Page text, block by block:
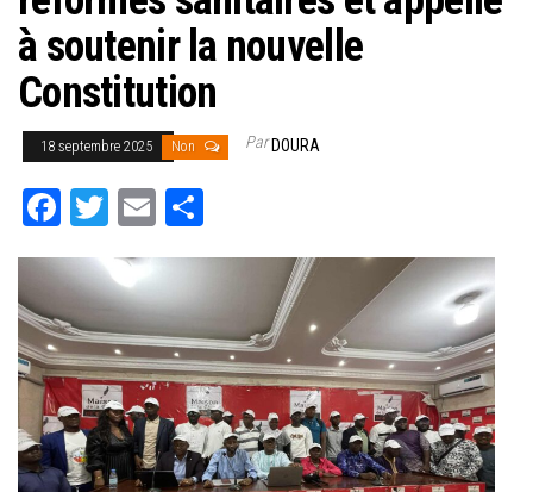
à soutenir la nouvelle
Constitution
18 septembre 2025 Non ParDOURA
Fa
ce
bo
ok
T
wi
tt
er
E
m
ail
rt
er